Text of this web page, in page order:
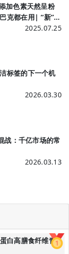
加色素天然呈粉
克都在用| “新”发
2025.07.25
标签的下一个机
2026.03.30
战：千亿市场的常
2026.03.13
DGI｜低GI配方设计的低脂高蛋白高膳食纤维青稞黑全麦馒头/低GI主食解决方案